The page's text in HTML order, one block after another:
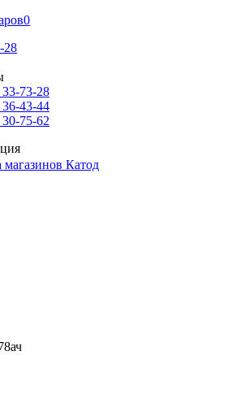
0
28
73-28
43-44
75-62
магазинов Катод